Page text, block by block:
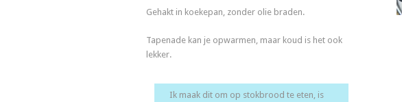
Gehakt in koekepan, zonder olie braden.
Tapenade kan je opwarmen, maar koud is het ook
lekker.
Ik maak dit om op stokbrood te eten, is